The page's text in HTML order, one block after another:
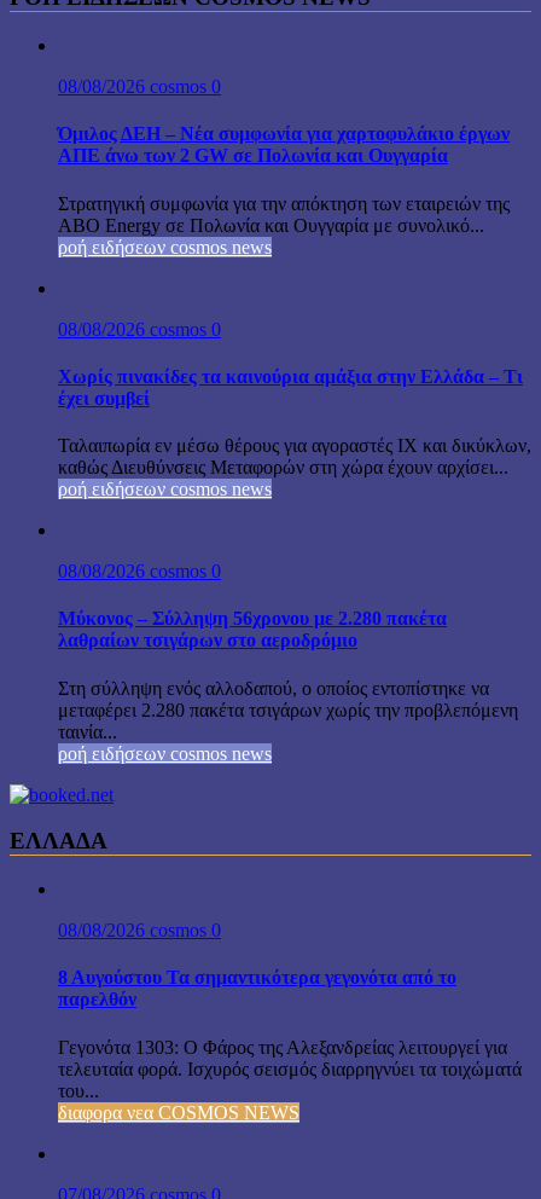
08/08/2026 cosmos 0
Όμιλος ΔΕΗ – Νέα συμφωνία για χαρτοφυλάκιο έργων
ΑΠΕ άνω των 2 GW σε Πολωνία και Ουγγαρία
Στρατηγική συμφωνία για την απόκτηση των εταιρειών της
ABO Energy σε Πολωνία και Ουγγαρία με συνολικό...
ροή ειδήσεων cosmos news
08/08/2026 cosmos 0
Χωρίς πινακίδες τα καινούρια αμάξια στην Ελλάδα – Τι
έχει συμβεί
Ταλαιπωρία εν μέσω θέρους για αγοραστές ΙΧ και δικύκλων,
καθώς Διευθύνσεις Μεταφορών στη χώρα έχουν αρχίσει...
ροή ειδήσεων cosmos news
08/08/2026 cosmos 0
Μύκονος – Σύλληψη 56χρονου με 2.280 πακέτα
λαθραίων τσιγάρων στο αεροδρόμιο
Στη σύλληψη ενός αλλοδαπού, ο οποίος εντοπίστηκε να
μεταφέρει 2.280 πακέτα τσιγάρων χωρίς την προβλεπόμενη
ταινία...
ροή ειδήσεων cosmos news
ΕΛΛΑΔΑ
08/08/2026 cosmos 0
8 Αυγούστου Τα σημαντικότερα γεγονότα από το
παρελθόν
Γεγονότα 1303: Ο Φάρος της Αλεξανδρείας λειτουργεί για
τελευταία φορά. Ισχυρός σεισμός διαρρηγνύει τα τοιχώματά
του...
διαφορα νεα COSMOS NEWS
07/08/2026 cosmos 0